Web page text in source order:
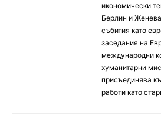
икономически
Берлин и
събития като
заседания на
международни
хуманитарни
присъединява
работи като